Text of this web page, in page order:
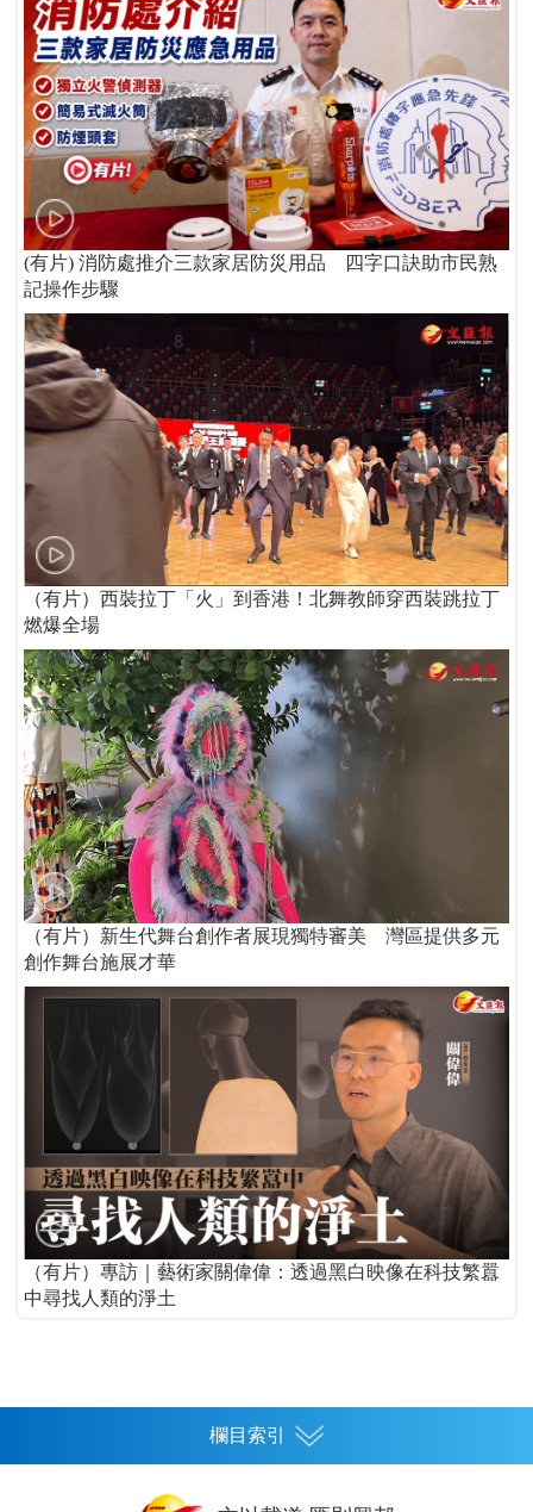
(有片) 消防處推介三款家居防災用品 四字口訣助市民熟
記操作步驟
（有片）西裝拉丁「火」到香港！北舞教師穿西裝跳拉丁
燃爆全場
（有片）新生代舞台創作者展現獨特審美 灣區提供多元
創作舞台施展才華
（有片）專訪｜藝術家關偉偉：透過黑白映像在科技繁囂
中尋找人類的淨土
欄目索引